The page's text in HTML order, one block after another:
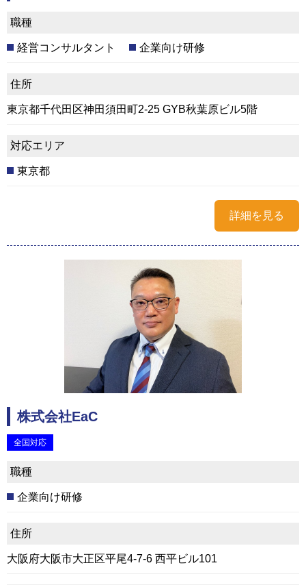
職種
経営コンサルタント 企業向け研修
住所
東京都千代田区神田須田町2-25 GYB秋葉原ビル5階
対応エリア
東京都
詳細を見る
株式会社EaC
全国対応
職種
企業向け研修
住所
大阪府大阪市大正区平尾4-7-6 西平ビル101